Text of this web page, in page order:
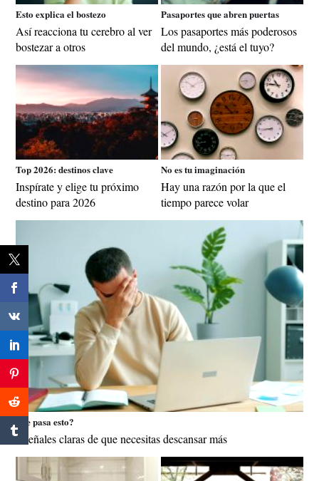
Esto explica el bostezo
Así reacciona tu cerebro al ver
bostezar a otros
Pasaportes que abren puertas
Los pasaportes más poderosos
del mundo, ¿está el tuyo?
Top 2026: destinos clave
Inspírate y elige tu próximo
destino para 2026
No es tu imaginación
Hay una razón por la que el
tiempo parece volar
¿Te pasa esto?
6 señales claras de que necesitas descansar más